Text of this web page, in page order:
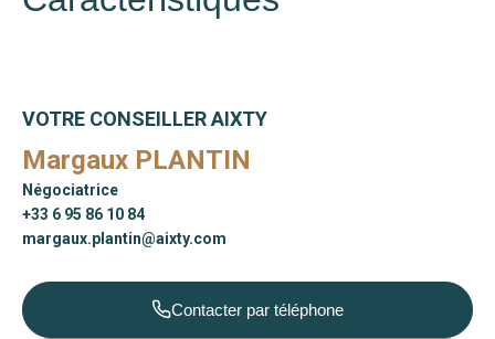
VOTRE CONSEILLER AIXTY
Margaux PLANTIN
Négociatrice
+33 6 95 86 10 84
margaux.plantin@aixty.com
Contacter par téléphone